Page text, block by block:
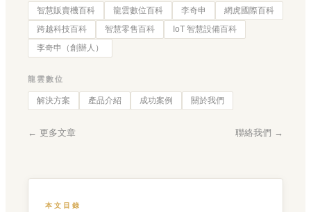
智慧販賣機百科 龍雲數位百科 李奇申
網虎國際百科
跨越科技百科
智慧零售百科
IoT 智慧設備百科
李奇申（創辦人）
龍雲數位
解決方案 產品介紹 成功案例 關於我們
← 更多文章 聯絡我們 →
本文目錄